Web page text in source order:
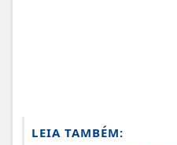
LEIA TAMBÉM: